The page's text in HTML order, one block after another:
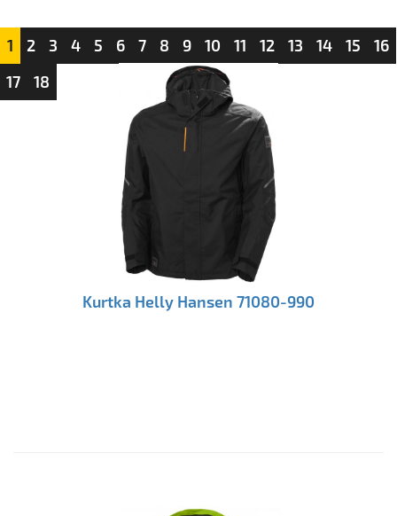
1 2 3 4 5 6 7 8 9 10 11 12 13 14 15
16
17
18
Kurtka Helly Hansen 71080-990